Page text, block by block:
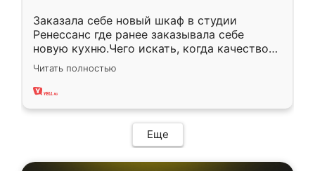
Заказала себе новый шкаф в студии
Ренессанс где ранее заказывала себе
новую кухню.Чего искать, когда качеством
вполне довольна. Служит кухня уже почти
два года, нареканий нет.
Читать полностью
Еще